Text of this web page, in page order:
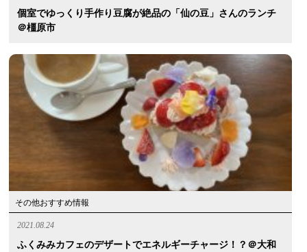
個室でゆっくり手作り豆腐が絶品の「仙の豆」さんのランチ
＠橿原市
その他おすすめ情報
2021.08.24
ふくみみカフェのデザートでエネルギーチャージ！？＠大和